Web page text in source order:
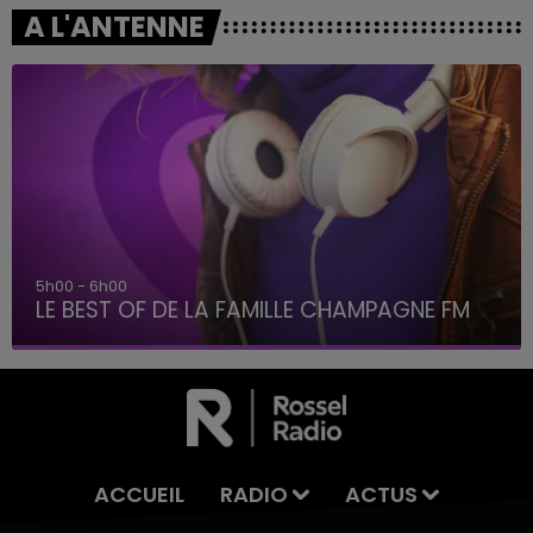
A L'ANTENNE
6h00 - 10h00
La Famille
ACCUEIL RADIO ACTUS